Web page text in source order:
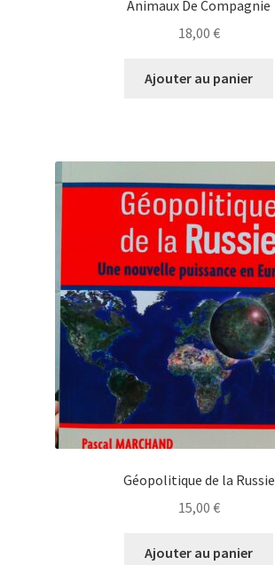
Animaux De Compagnie
18,00 €
Ajouter au panier
Géopolitique de la Russie
15,00 €
Ajouter au panier